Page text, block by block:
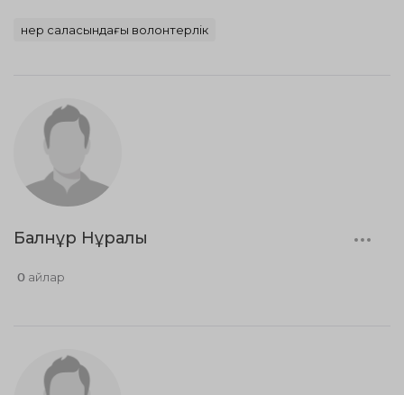
Өнер саласындағы волонтерлік
Балнұр Нұралы
0 айлар